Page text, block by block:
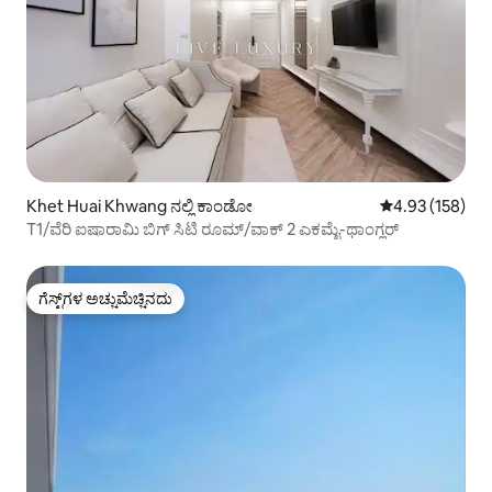
Khet Huai Khwang ನಲ್ಲಿ ಕಾಂಡೋ 5 ರಲ್ಲಿ 4.93
4.93 (158)
T1/ವೆರಿ ಐಷಾರಾಮಿ ಬಿಗ್ ಸಿಟಿ ರೂಮ್/ವಾಕ್ 2 ಎಕಮೈ-ಥಾಂಗ್ಲರ್
ಗೆಸ್ಟ್‌ಗಳ ಅಚ್ಚುಮೆಚ್ಚಿನದು
ಗೆಸ್ಟ್‌ಗಳ ಅಚ್ಚುಮೆಚ್ಚಿನದು